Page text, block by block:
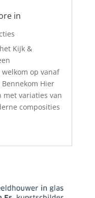
in
Kijk &
op vanaf
Hier
met variaties van
composities